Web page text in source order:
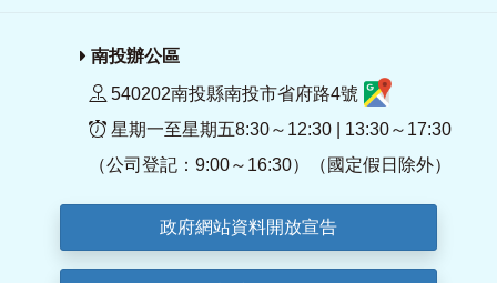
南投辦公區
540202南投縣南投市省府路4號
星期一至星期五8:30～12:30 | 13:30～17:30
（公司登記：9:00～16:30）（國定假日除外）
政府網站資料開放宣告